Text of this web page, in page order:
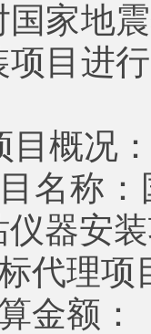
国家地
项目进
目概况
名称
器安
代理项
金额：